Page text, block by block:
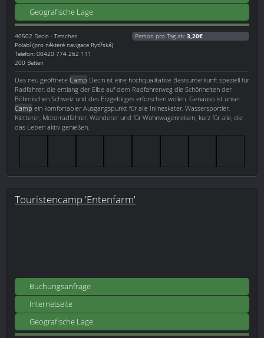
Geografische Lage
40502 Decin - Tetschen
Polabí (pro některé navigace Rytířská)
Telefon: 00420 774 262 111
200 Betten
Person pro Tag ab: 3,20€
Das neu geöffnete Camp Decin ist eine hochqualitative Basisunterkunft speziell für
Radfahrer, die entlang der Elbe auf dem Radfahrerweg die Schönheiten der
Böhmischen Schweiz und des Erzgebirges erforschen wollen. Genauso ist unser
Camp ein komfortabler Ausgangspunkt für alle Inlineskater, Wassersportler,
Kletterer, Motorradfahrer, Wanderer und für Wohnwagenreisen; kurz für alle, die
das Leben aktiv genießen.
Touristencamp 'Entenfarm'
Buchungsanfrage
Internetseite
Geografische Lage